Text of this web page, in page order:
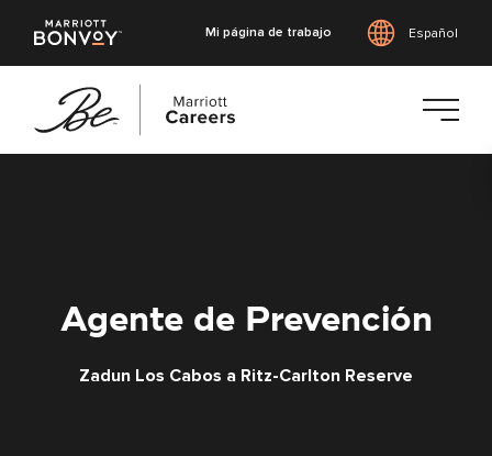
Mi página de trabajo Español
Agente de Prevención
Zadun Los Cabos a Ritz-Carlton Reserve